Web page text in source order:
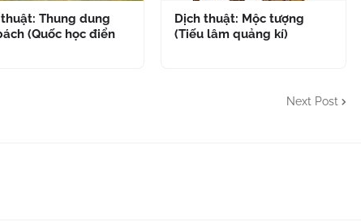
Thung dung
(Quốc học điển
Dịch thuật: Mộc tượng
(Tiếu lâm quảng kí)
Next Post